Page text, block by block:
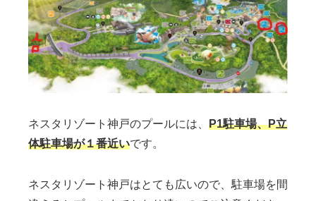
ネスタリゾート神戸のプールには、 P1駐車場、P立
体駐車場が１番近いです。
ネスタリゾート神戸はとても広いので、駐車場を間